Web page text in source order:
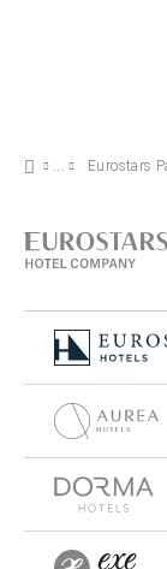
Eurostars